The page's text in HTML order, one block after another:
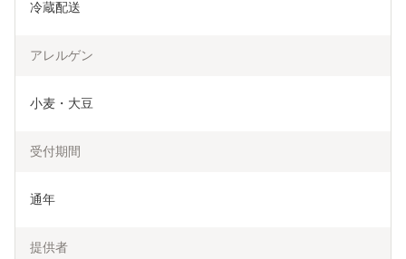
冷蔵配送
アレルゲン
小麦・大豆
受付期間
通年
提供者